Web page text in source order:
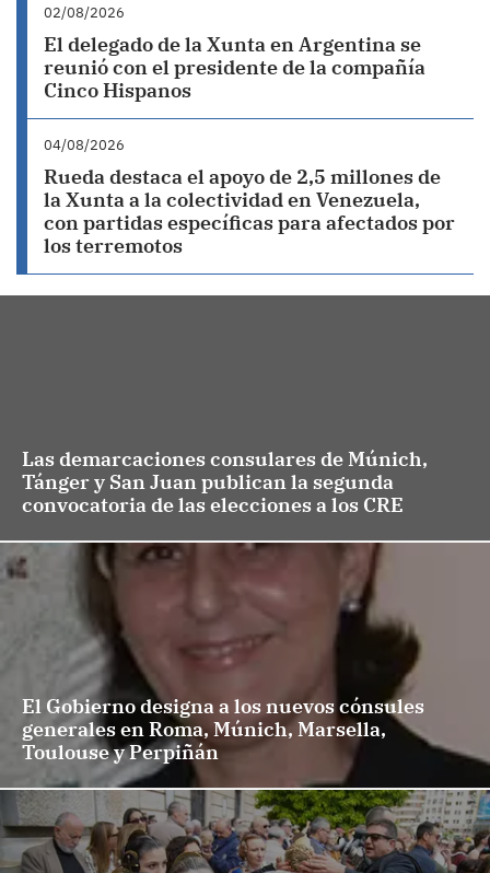
02/08/2026
El delegado de la Xunta en Argentina se
reunió con el presidente de la compañía
Cinco Hispanos
04/08/2026
Rueda destaca el apoyo de 2,5 millones de
la Xunta a la colectividad en Venezuela,
con partidas específicas para afectados por
los terremotos
Las demarcaciones consulares de Múnich,
Tánger y San Juan publican la segunda
convocatoria de las elecciones a los CRE
El Gobierno designa a los nuevos cónsules
generales en Roma, Múnich, Marsella,
Toulouse y Perpiñán